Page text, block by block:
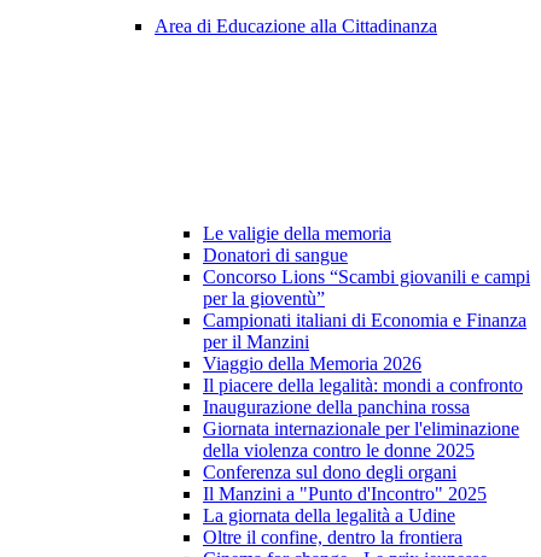
Area di Educazione alla Cittadinanza
Le valigie della memoria
Donatori di sangue
Concorso Lions “Scambi giovanili e campi
per la gioventù”
Campionati italiani di Economia e Finanza
per il Manzini
Viaggio della Memoria 2026
Il piacere della legalità: mondi a confronto
Inaugurazione della panchina rossa
Giornata internazionale per l'eliminazione
della violenza contro le donne 2025
Conferenza sul dono degli organi
Il Manzini a "Punto d'Incontro" 2025
La giornata della legalità a Udine
Oltre il confine, dentro la frontiera